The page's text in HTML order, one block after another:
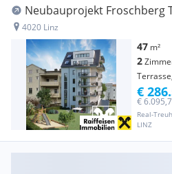
Neubauprojekt Froschberg
4020 Linz
47 m²
2
Real-
LINZ
€
€